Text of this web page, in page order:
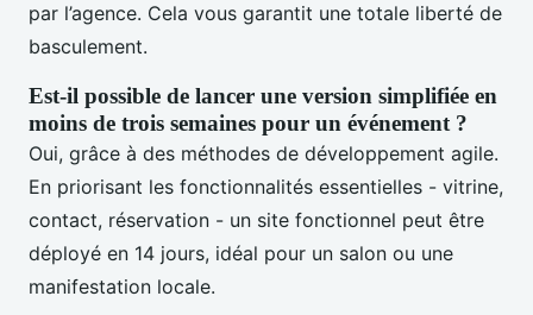
par l’agence. Cela vous garantit une totale liberté de
basculement.
Est-il possible de lancer une version simplifiée en
moins de trois semaines pour un événement ?
Oui, grâce à des méthodes de développement agile.
En priorisant les fonctionnalités essentielles - vitrine,
contact, réservation - un site fonctionnel peut être
déployé en 14 jours, idéal pour un salon ou une
manifestation locale.